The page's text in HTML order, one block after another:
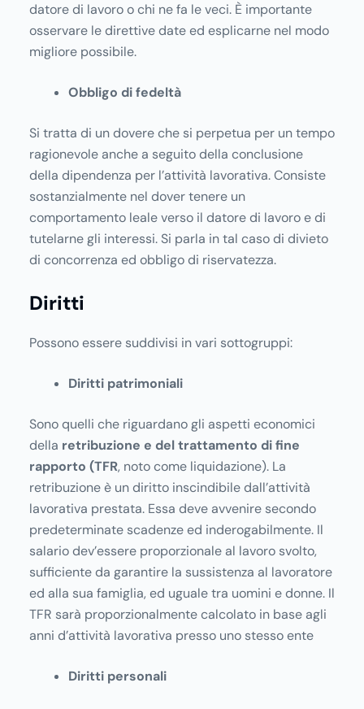
datore di lavoro o chi ne fa le veci. È importante
osservare le direttive date ed esplicarne nel modo
migliore possibile.
Obbligo di fedeltà
Si tratta di un dovere che si perpetua per un tempo
ragionevole anche a seguito della conclusione
della dipendenza per l’attività lavorativa. Consiste
sostanzialmente nel dover tenere un
comportamento leale verso il datore di lavoro e di
tutelarne gli interessi. Si parla in tal caso di divieto
di concorrenza ed obbligo di riservatezza.
Diritti
Possono essere suddivisi in vari sottogruppi:
Diritti patrimoniali
Sono quelli che riguardano gli aspetti economici
della retribuzione e del trattamento di fine
rapporto (TFR, noto come liquidazione). La
retribuzione è un diritto inscindibile dall’attività
lavorativa prestata. Essa deve avvenire secondo
predeterminate scadenze ed inderogabilmente. Il
salario dev’essere proporzionale al lavoro svolto,
sufficiente da garantire la sussistenza al lavoratore
ed alla sua famiglia, ed uguale tra uomini e donne. Il
TFR sarà proporzionalmente calcolato in base agli
anni d’attività lavorativa presso uno stesso ente
Diritti personali